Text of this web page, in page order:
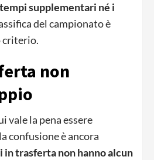
supplementari né i
del campionato è
criterio.
non
vale la pena essere
confusione è ancora
in trasferta non hanno alcun